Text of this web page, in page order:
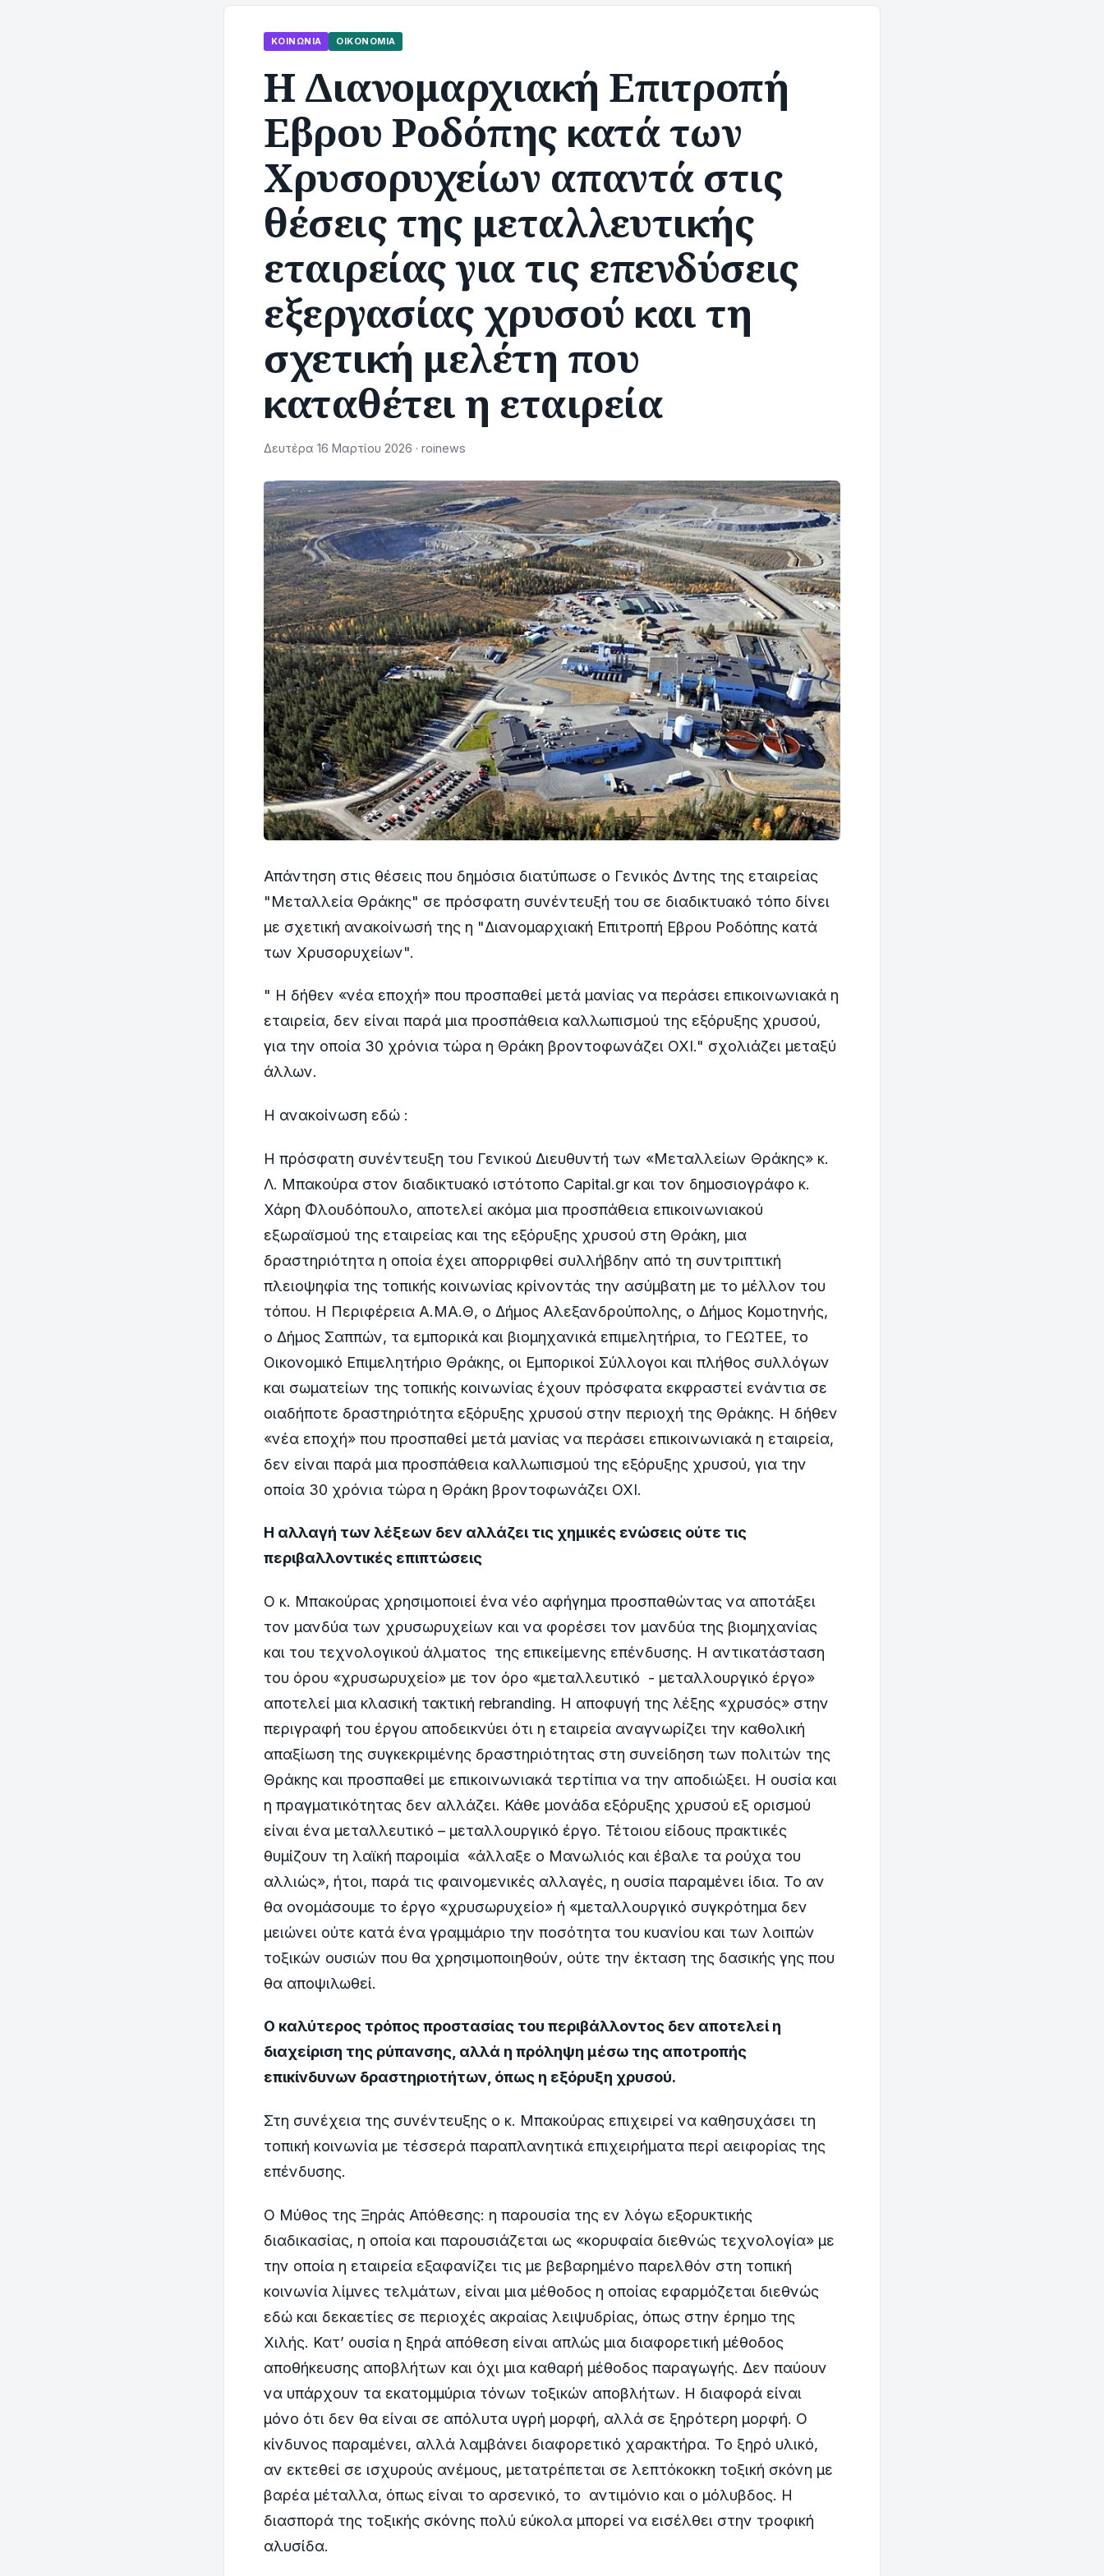
ΚΟΙΝΩΝΊΑ ΟΙΚΟΝΟΜΊΑ
Η Διανομαρχιακή Επιτροπή
Εβρου Ροδόπης κατά των
Χρυσορυχείων απαντά στις
θέσεις της μεταλλευτικής
εταιρείας για τις επενδύσεις
εξεργασίας χρυσού και τη
σχετική μελέτη που
καταθέτει η εταιρεία
Δευτέρα 16 Μαρτίου 2026 · roinews
Απάντηση στις θέσεις που δημόσια διατύπωσε ο Γενικός Δντης της εταιρείας
"Μεταλλεία Θράκης" σε πρόσφατη συνέντευξή του σε διαδικτυακό τόπο δίνει
με σχετική ανακοίνωσή της η "Διανομαρχιακή Επιτροπή Εβρου Ροδόπης κατά
των Χρυσορυχείων".
" Η δήθεν «νέα εποχή» που προσπαθεί μετά μανίας να περάσει επικοινωνιακά η
εταιρεία, δεν είναι παρά μια προσπάθεια καλλωπισμού της εξόρυξης χρυσού,
για την οποία 30 χρόνια τώρα η Θράκη βροντοφωνάζει ΟΧΙ." σχολιάζει μεταξύ
άλλων.
Η ανακοίνωση εδώ :
Η πρόσφατη συνέντευξη του Γενικού Διευθυντή των «Μεταλλείων Θράκης» κ.
Λ. Μπακούρα στον διαδικτυακό ιστότοπο Capital.gr και τον δημοσιογράφο κ.
Χάρη Φλουδόπουλο, αποτελεί ακόμα μια προσπάθεια επικοινωνιακού
εξωραϊσμού της εταιρείας και της εξόρυξης χρυσού στη Θράκη, μια
δραστηριότητα η οποία έχει απορριφθεί συλλήβδην από τη συντριπτική
πλειοψηφία της τοπικής κοινωνίας κρίνοντάς την ασύμβατη με το μέλλον του
τόπου. Η Περιφέρεια Α.ΜΑ.Θ, ο Δήμος Αλεξανδρούπολης, ο Δήμος Κομοτηνής,
ο Δήμος Σαππών, τα εμπορικά και βιομηχανικά επιμελητήρια, το ΓΕΩΤΕΕ, το
Οικονομικό Επιμελητήριο Θράκης, οι Εμπορικοί Σύλλογοι και πλήθος συλλόγων
και σωματείων της τοπικής κοινωνίας έχουν πρόσφατα εκφραστεί ενάντια σε
οιαδήποτε δραστηριότητα εξόρυξης χρυσού στην περιοχή της Θράκης. Η δήθεν
«νέα εποχή» που προσπαθεί μετά μανίας να περάσει επικοινωνιακά η εταιρεία,
δεν είναι παρά μια προσπάθεια καλλωπισμού της εξόρυξης χρυσού, για την
οποία 30 χρόνια τώρα η Θράκη βροντοφωνάζει ΟΧΙ.
Η αλλαγή των λέξεων δεν αλλάζει τις χημικές ενώσεις ούτε τις
περιβαλλοντικές επιπτώσεις
Ο κ. Μπακούρας χρησιμοποιεί ένα νέο αφήγημα προσπαθώντας να αποτάξει
τον μανδύα των χρυσωρυχείων και να φορέσει τον μανδύα της βιομηχανίας
και του τεχνολογικού άλματος της επικείμενης επένδυσης. Η αντικατάσταση
του όρου «χρυσωρυχείο» με τον όρο «μεταλλευτικό - μεταλλουργικό έργο»
αποτελεί μια κλασική τακτική rebranding. Η αποφυγή της λέξης «χρυσός» στην
περιγραφή του έργου αποδεικνύει ότι η εταιρεία αναγνωρίζει την καθολική
απαξίωση της συγκεκριμένης δραστηριότητας στη συνείδηση των πολιτών της
Θράκης και προσπαθεί με επικοινωνιακά τερτίπια να την αποδιώξει. Η ουσία και
η πραγματικότητας δεν αλλάζει. Κάθε μονάδα εξόρυξης χρυσού εξ ορισμού
είναι ένα μεταλλευτικό – μεταλλουργικό έργο. Τέτοιου είδους πρακτικές
θυμίζουν τη λαϊκή παροιμία «άλλαξε ο Μανωλιός και έβαλε τα ρούχα του
αλλιώς», ήτοι, παρά τις φαινομενικές αλλαγές, η ουσία παραμένει ίδια. Το αν
θα ονομάσουμε το έργο «χρυσωρυχείο» ή «μεταλλουργικό συγκρότημα δεν
μειώνει ούτε κατά ένα γραμμάριο την ποσότητα του κυανίου και των λοιπών
τοξικών ουσιών που θα χρησιμοποιηθούν, ούτε την έκταση της δασικής γης που
θα αποψιλωθεί.
Ο καλύτερος τρόπος προστασίας του περιβάλλοντος δεν αποτελεί η
διαχείριση της ρύπανσης, αλλά η πρόληψη μέσω της αποτροπής
επικίνδυνων δραστηριοτήτων, όπως η εξόρυξη χρυσού.
Στη συνέχεια της συνέντευξης ο κ. Μπακούρας επιχειρεί να καθησυχάσει τη
τοπική κοινωνία με τέσσερά παραπλανητικά επιχειρήματα περί αειφορίας της
επένδυσης.
Ο Μύθος της Ξηράς Απόθεσης: η παρουσία της εν λόγω εξορυκτικής
διαδικασίας, η οποία και παρουσιάζεται ως «κορυφαία διεθνώς τεχνολογία» με
την οποία η εταιρεία εξαφανίζει τις με βεβαρημένο παρελθόν στη τοπική
κοινωνία λίμνες τελμάτων, είναι μια μέθοδος η οποίας εφαρμόζεται διεθνώς
εδώ και δεκαετίες σε περιοχές ακραίας λειψυδρίας, όπως στην έρημο της
Χιλής. Κατ’ ουσία η ξηρά απόθεση είναι απλώς μια διαφορετική μέθοδος
αποθήκευσης αποβλήτων και όχι μια καθαρή μέθοδος παραγωγής. Δεν παύουν
να υπάρχουν τα εκατομμύρια τόνων τοξικών αποβλήτων. Η διαφορά είναι
μόνο ότι δεν θα είναι σε απόλυτα υγρή μορφή, αλλά σε ξηρότερη μορφή. Ο
κίνδυνος παραμένει, αλλά λαμβάνει διαφορετικό χαρακτήρα. Το ξηρό υλικό,
αν εκτεθεί σε ισχυρούς ανέμους, μετατρέπεται σε λεπτόκοκκη τοξική σκόνη με
βαρέα μέταλλα, όπως είναι το αρσενικό, το αντιμόνιο και ο μόλυβδος. Η
διασπορά της τοξικής σκόνης πολύ εύκολα μπορεί να εισέλθει στην τροφική
αλυσίδα.